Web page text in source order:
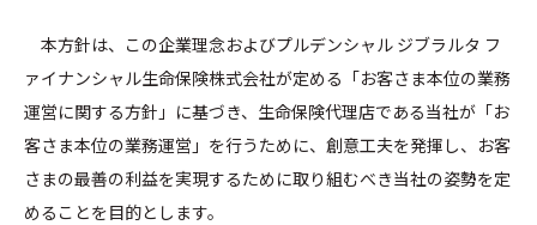
本方針は、この企業理念およびプルデンシャル ジブラルタ フ
ァイナンシャル生命保険株式会社が定める「お客さま本位の業務
運営に関する方針」に基づき、生命保険代理店である当社が「お
客さま本位の業務運営」を行うために、創意工夫を発揮し、お客
さまの最善の利益を実現するために取り組むべき当社の姿勢を定
めることを目的とします。